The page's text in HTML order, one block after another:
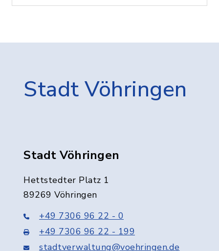
Stadt Vöhringen
Stadt Vöhringen
Hettstedter Platz 1
89269 Vöhringen
+49 7306 96 22 - 0
+49 7306 96 22 - 199
stadtverwaltung@voehringen.de